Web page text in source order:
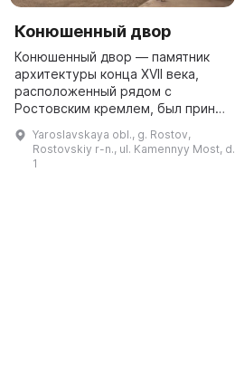
Конюшенный двор
Конюшенный двор — памятник
архитектуры конца XVII века,
расположенный рядом с
Ростовским кремлем, был принят
масштабной реставрации в 2013-
2019 годах. При перестройках
Yaroslavskaya obl., g. Rostov,
Rostovskiy r-n., ul. Kamennyy Most, d.
1